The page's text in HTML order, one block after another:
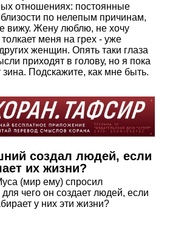
отношениях: постоянные
по нелепым причинам,
вижу. Жену люблю, не хочу
меня на грех - уже
женщин. Опять таки глаза
приходят в голову, но я пока
Подскажите, как мне быть.
создал людей, если
их жизни?
(мир ему) спросил
чего он создает людей, если
у них эти жизни?